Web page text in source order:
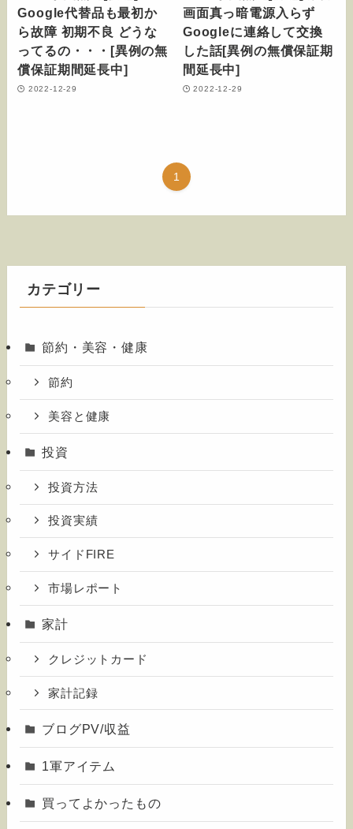
Google代替品も最初か
ら故障 初期不良 どうな
ってるの・・・[異例の無
償保証期間延長中]
2022-12-29
画面真っ暗電源入らず
Googleに連絡して交換
した話[異例の無償保証期
間延長中]
2022-12-29
1
カテゴリー
節約・美容・健康
節約
美容と健康
投資
投資方法
投資実績
サイドFIRE
市場レポート
家計
クレジットカード
家計記録
ブログPV/収益
1軍アイテム
買ってよかったもの